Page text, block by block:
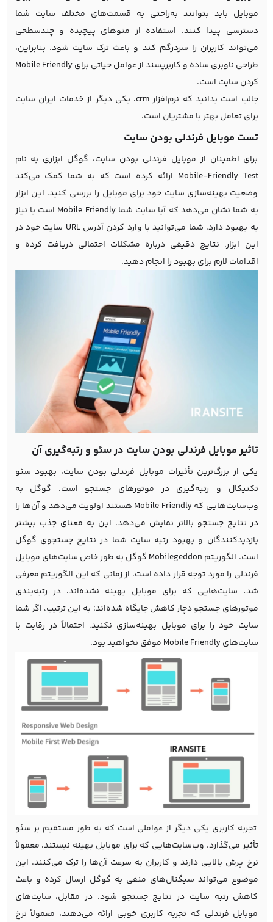
موبایل باید بتوانند به‌راحتی به قسمت‌های مختلف سایت شما
دسترسی پیدا کنند. استفاده از منوهای پیچیده و چندسطحی
می‌تواند کاربران را سردرگم کند و باعث ترک سایت شود. بنابراین،
طراحی ناوبری ساده و کاربرپسند از عوامل حیاتی برای Mobile Friendly
کردن سایت است.
جالب است بدانید که نرم‌افزار crm
، یکی دیگر از خدمات ایران سایت
برای تعامل بهتر با مشتریان است.
تست موبایل فرندلی بودن سایت
برای اطمینان از موبایل فرندلی بودن سایت، گوگل ابزاری به نام
Mobile-Friendly Test ارائه کرده است که به شما کمک می‌کند
وضعیت بهینه‌سازی سایت خود برای موبایل را بررسی کنید. این ابزار
به شما نشان می‌دهد که آیا سایت شما Mobile Friendly است یا نیاز
به بهبود دارد. شما می‌توانید با وارد کردن آدرس URL سایت خود در
این ابزار، نتایج دقیقی درباره مشکلات احتمالی دریافت کرده و
اقدامات لازم برای بهبود را انجام دهید.
تاثیر موبایل فرندلی بودن سایت در سئو و رتبه‌گیری آن
یکی از بزرگ‌ترین تأثیرات موبایل فرندلی بودن سایت، بهبود سئو
تکنیکال و رتبه‌گیری در موتورهای جستجو است. گوگل به
وب‌سایت‌هایی که Mobile Friendly هستند اولویت می‌دهد و آن‌ها را
در نتایج جستجو بالاتر نمایش می‌دهد. این به معنای جذب بیشتر
بازدیدکنندگان و بهبود رتبه سایت شما در نتایج جستجوی گوگل
است. الگوریتم Mobilegeddon گوگل به طور خاص سایت‌های موبایل
فرندلی را مورد توجه قرار داده است. از زمانی که این الگوریتم معرفی
شد، سایت‌هایی که برای موبایل بهینه نشده‌اند، در رتبه‌بندی
موتورهای جستجو دچار کاهش جایگاه شده‌اند؛ به این ترتیب، اگر شما
سایت خود را برای موبایل بهینه‌سازی نکنید، احتمالاً در رقابت با
سایت‌های Mobile Friendly موفق نخواهید بود.
تجربه کاربری یکی دیگر از عواملی است که به طور مستقیم بر سئو
تأثیر می‌گذارد. وب‌سایت‌هایی که برای موبایل بهینه نیستند، معمولاً
نرخ پرش بالایی دارند و کاربران به سرعت آن‌ها را ترک می‌کنند. این
موضوع می‌تواند سیگنال‌های منفی به گوگل ارسال کرده و باعث
کاهش رتبه سایت در نتایج جستجو شود. در مقابل، سایت‌های
موبایل فرندلی که تجربه کاربری خوبی ارائه می‌دهند، معمولاً نرخ